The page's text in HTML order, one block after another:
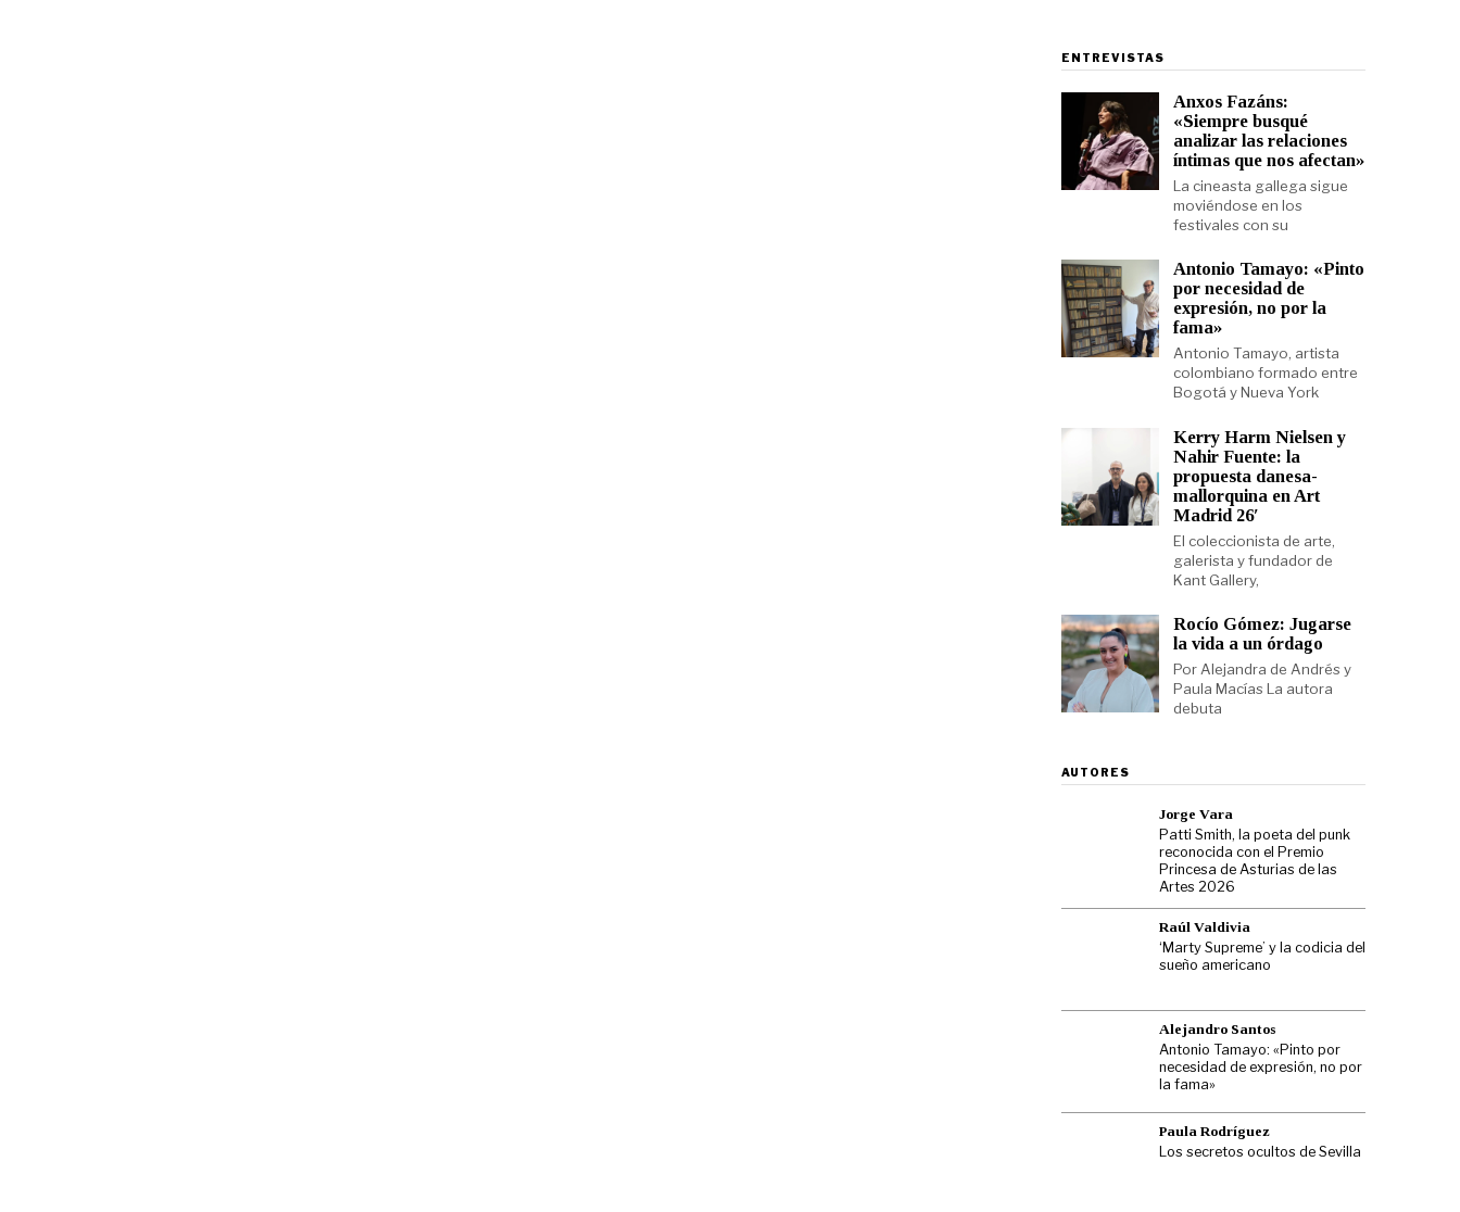
ENTREVISTAS
Anxos Fazáns:
«Siempre busqué
analizar las relaciones
íntimas que nos afectan»
La cineasta gallega sigue
moviéndose en los
festivales con su
Antonio Tamayo: «Pinto
por necesidad de
expresión, no por la
fama»
Antonio Tamayo, artista
colombiano formado entre
Bogotá y Nueva York
Kerry Harm Nielsen y
Nahir Fuente: la
propuesta danesa-
mallorquina en Art
Madrid 26′
El coleccionista de arte,
galerista y fundador de
Kant Gallery,
Rocío Gómez: Jugarse
la vida a un órdago
Por Alejandra de Andrés y
Paula Macías La autora
debuta
AUTORES
Jorge Vara
Patti Smith, la poeta del punk
reconocida con el Premio
Princesa de Asturias de las
Artes 2026
Raúl Valdivia
‘Marty Supreme’ y la codicia del
sueño americano
Alejandro Santos
Antonio Tamayo: «Pinto por
necesidad de expresión, no por
la fama»
Paula Rodríguez
Los secretos ocultos de Sevilla